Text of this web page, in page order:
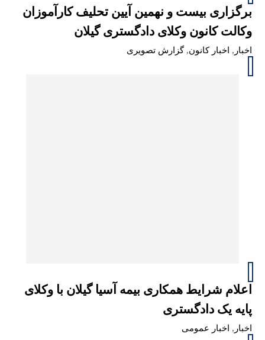
برگزاری بیست و نهمین آیین تحلیف کارآموزان
وکالت کانون وکلای دادگستری گیلان
اخبار , اخبار کانون,گزارش تصویری
اعلام شرایط همکاری بیمه آسیا گیلان با وکلای
پایه یک دادگستری
اخبار , اخبار عمومی